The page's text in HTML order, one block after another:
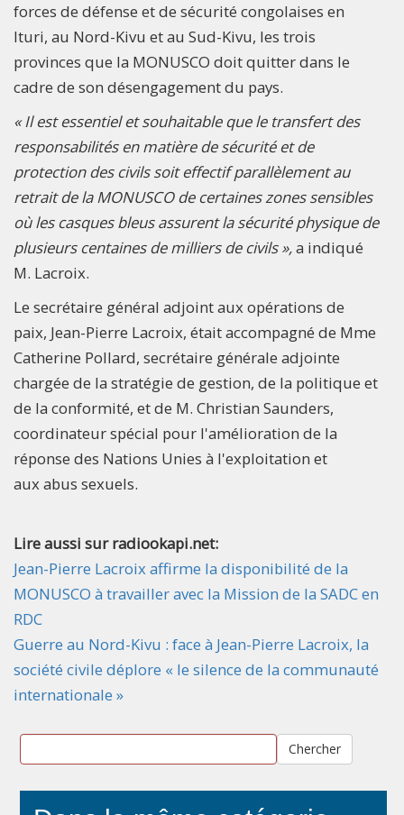
forces de défense et de sécurité congolaises en
Ituri, au Nord-Kivu et au Sud-Kivu, les trois
provinces que la MONUSCO doit quitter dans le
cadre de son désengagement du pays.
« Il est essentiel et souhaitable que le transfert des
responsabilités en matière de sécurité et de
protection des civils soit effectif parallèlement au
retrait de la MONUSCO de certaines zones sensibles
où les casques bleus assurent la sécurité physique de
plusieurs centaines de milliers de civils »,a indiqué
M. Lacroix.
Le secrétaire général adjoint aux opérations de
paix, Jean-Pierre Lacroix, était accompagné de Mme
Catherine Pollard, secrétaire générale adjointe
chargée de la stratégie de gestion, de la politique et
de la conformité, et de M. Christian Saunders,
coordinateur spécial pour l'amélioration de la
réponse des Nations Unies à l'exploitation et
aux abus sexuels.
Lire aussi sur radiookapi.net:
Jean-Pierre Lacroix affirme la disponibilité de la
MONUSCO à travailler avec la Mission de la SADC en
RDC
Guerre au Nord-Kivu : face à Jean-Pierre Lacroix, la
société civile déplore « le silence de la communauté
internationale »
Chercher